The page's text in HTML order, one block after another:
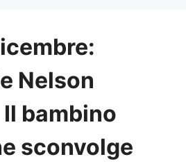
Nelson
bambino
sconvolge